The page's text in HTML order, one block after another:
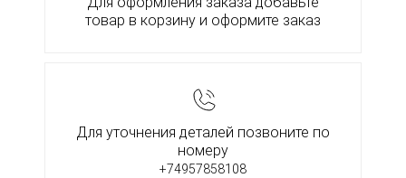
товар в корзину и оформите заказ
Для уточнения деталей позвоните по
номеру
+74957858108